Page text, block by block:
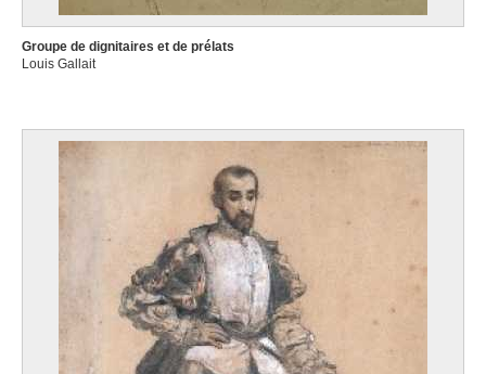
Groupe de dignitaires et de prélats
Louis Gallait